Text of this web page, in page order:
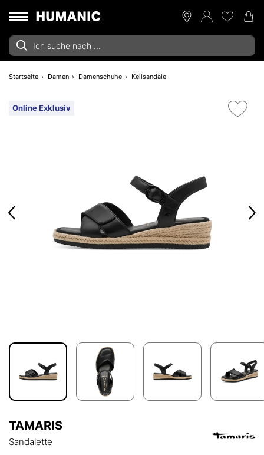
Startseite Damen Damenschuhe Keilsandale
Online Exklusiv
TAMARIS
Sandalette